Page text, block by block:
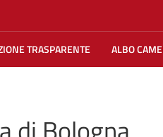
TRASPARENTE ALBO